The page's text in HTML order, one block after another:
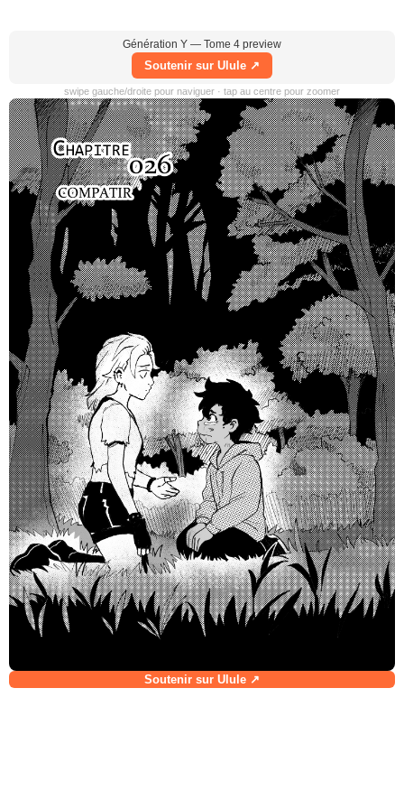
Génération Y — Tome 4 preview
Soutenir sur Ulule ↗
swipe gauche/droite pour naviguer · tap au centre pour zoomer
Soutenir sur Ulule ↗